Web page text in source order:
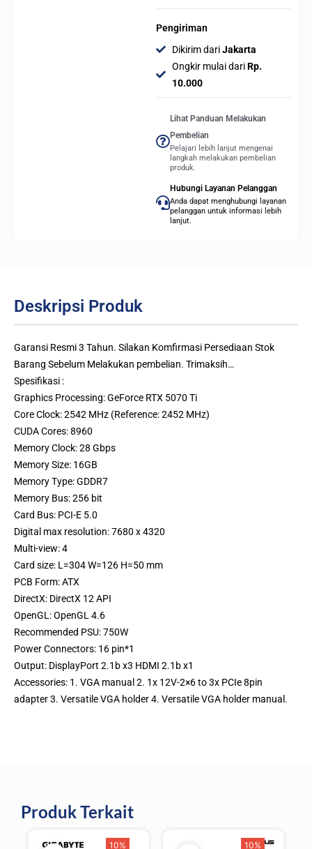
GDDR7
quantity
Pengiriman
Dikirim dariJakarta
Ongkir mulai dariRp.
10.000
Lihat Panduan Melakukan
Pembelian
Pelajari lebih lanjut mengenai
langkah melakukan pembelian
produk.
Hubungi Layanan Pelanggan
Anda dapat menghubungi layanan
pelanggan untuk informasi lebih
lanjut.
Deskripsi Produk
Garansi Resmi 3 Tahun. Silakan Komfirmasi Persediaan Stok
Barang Sebelum Melakukan pembelian. Trimaksih…
Spesifikasi :
Graphics Processing: GeForce RTX 5070 Ti
Core Clock: 2542 MHz (Reference: 2452 MHz)
CUDA Cores: 8960
Memory Clock: 28 Gbps
Memory Size: 16GB
Memory Type: GDDR7
Memory Bus: 256 bit
Card Bus: PCI-E 5.0
Digital max resolution: 7680 x 4320
Multi-view: 4
Card size: L=304 W=126 H=50 mm
PCB Form: ATX
DirectX: DirectX 12 API
OpenGL: OpenGL 4.6
Recommended PSU: 750W
Power Connectors: 16 pin*1
Output: DisplayPort 2.1b x3 HDMI 2.1b x1
Accessories: 1. VGA manual 2. 1x 12V-2×6 to 3x PCIe 8pin
adapter 3. Versatile VGA holder 4. Versatile VGA holder manual.
Produk Terkait
10% 10%